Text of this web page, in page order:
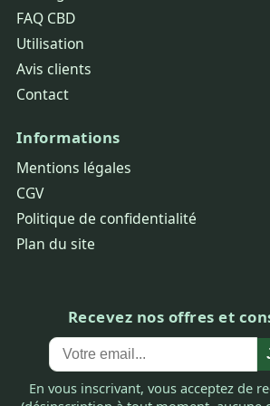
FAQ CBD
Utilisation
Avis clients
Contact
Informations
Mentions légales
CGV
Politique de confidentialité
Plan du site
Recevez nos offres et
En vous inscrivant, vous acceptez de